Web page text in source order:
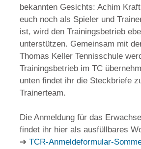
bekannten Gesichts: Achim
euch noch als Spieler und
ist, wird den Trainingsbetrieb
unterstützen. Gemeinsam mit
Thomas Keller Tennisschule
Trainingsbetrieb im TC
unten findet ihr die Steckbriefe
Trainerteam.
Die Anmeldung für das
findet ihr hier als ausfüllbares
➔ TCR-Anmeldeformular-